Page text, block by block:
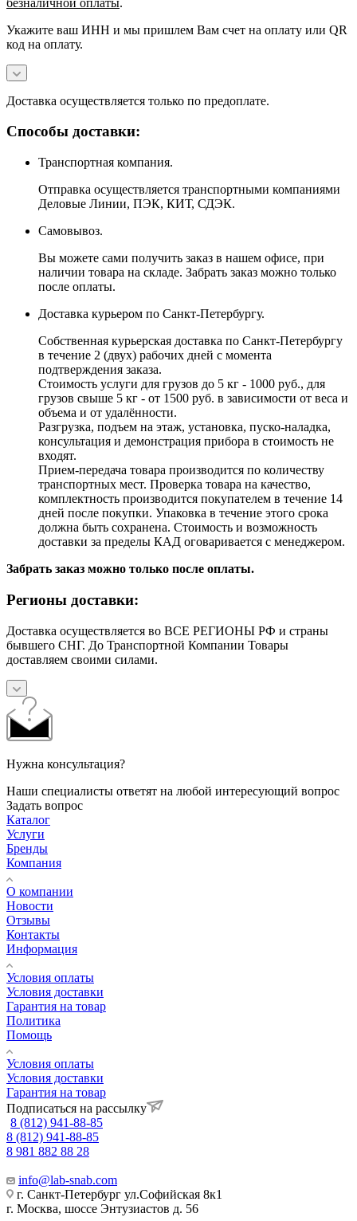
Укажите ваш ИНН и мы пришлем Вам счет на оплату или QR
код на оплату.
Доставка осуществляется только по предоплате.
Способы доставки:
Транспортная компания.
Отправка осуществляется транспортными компаниями
Деловые Линии, ПЭК, КИТ, СДЭК.
Самовывоз.
Вы можете сами получить заказ в нашем офисе, при
наличии товара на складе. Забрать заказ можно только
после оплаты.
Доставка курьером по Санкт-Петербургу.
Собственная курьерская доставка по Санкт-Петербургу
в течение 2 (двух) рабочих дней с момента
подтверждения заказа.
Стоимость услуги для грузов до 5 кг - 1000 руб., для
грузов свыше 5 кг - от 1500 руб. в зависимости от веса и
объема и от удалённости.
Разгрузка, подъем на этаж, установка, пуско-наладка,
консультация и демонстрация прибора в стоимость не
входят.
Прием-передача товара производится по количеству
транспортных мест. Проверка товара на качество,
комплектность производится покупателем в течение 14
дней после покупки. Упаковка в течение этого срока
должна быть сохранена. Стоимость и возможность
доставки за пределы КАД оговаривается с менеджером.
Забрать заказ можно только после оплаты.
Регионы доставки:
Доставка осуществляется во ВСЕ РЕГИОНЫ РФ и страны
бывшего СНГ. До Транспортной Компании Товары
доставляем своими силами.
Нужна консультация?
Наши специалисты ответят на любой интересующий вопрос
Задать вопрос
Каталог
Услуги
Бренды
Компания
О компании
Новости
Отзывы
Контакты
Информация
Условия оплаты
Условия доставки
Гарантия на товар
Политика
Помощь
Условия оплаты
Условия доставки
Гарантия на товар
Подписаться на рассылку
8 (812) 941-88-85
8 (812) 941-88-85
8 981 882 88 28
info@lab-snab.com
г. Санкт-Петербург ул.Софийская 8к1
г. Москва, шоссе Энтузиастов д. 56